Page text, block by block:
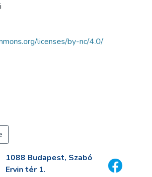
licenses/by-nc/4.0/
1088 Budapest, Szabó
Ervin tér 1.